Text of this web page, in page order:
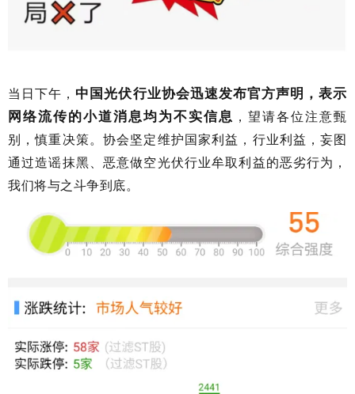
当日下午， 中国光伏行业协会迅速发布官方声明，表示
网络流传的小道消息均为不实信息 ，望请各位注意甄
别，慎重决策。协会坚定维护国家利益，行业利益，妄图
通过造谣抹黑、恶意做空光伏行业牟取利益的恶劣行为，
我们将与之斗争到底。